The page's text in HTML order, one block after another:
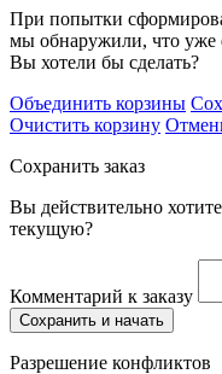
При попытки
мы обнаружили, что уже
Вы хотели бы сделать?
Объединить корзины
Очистить корзину
Сохранить заказ
Вы действительно
текущую?
Комментарий к заказу
Сохранить и начать
Разрешение конфликтов